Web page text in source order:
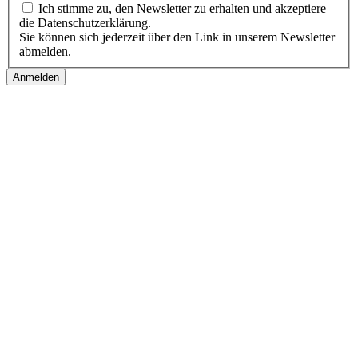
Ich stimme zu, den Newsletter zu erhalten und akzeptiere
die Datenschutzerklärung.
Sie können sich jederzeit über den Link in unserem Newsletter
abmelden.